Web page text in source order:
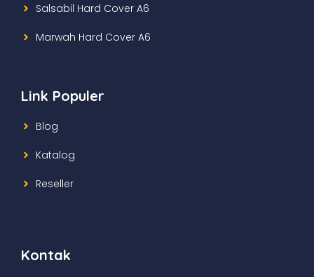
Salsabil Hard Cover A6
Marwah Hard Cover A6
Link Populer
Blog
Katalog
Reseller
Kontak